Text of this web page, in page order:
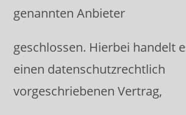
genannten Anbieter
geschlossen. Hierbei handelt
einen datenschutzrechtlich
vorgeschriebenen Vertrag,